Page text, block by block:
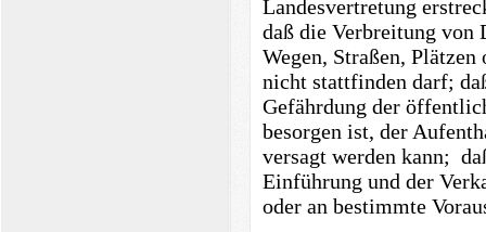
Landesvertretung
daß die Verbreitung
Wegen, Straßen,
nicht stattfinden darf;
Gefährdung der
besorgen ist, der
versagt werden kann;
Einführung und der
oder an bestimmte